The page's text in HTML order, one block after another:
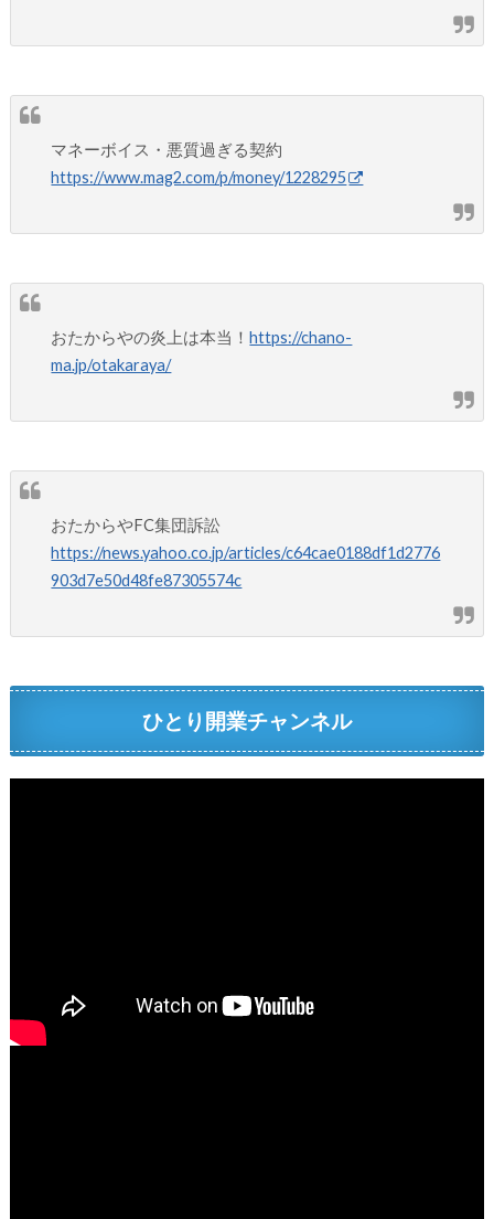
マネーボイス・悪質過ぎる契約
https://www.mag2.com/p/money/1228295
おたからやの炎上は本当！https://chano-
ma.jp/otakaraya/
おたからやFC集団訴訟
https://news.yahoo.co.jp/articles/c64cae0188df1d2776
903d7e50d48fe87305574c
ひとり開業チャンネル